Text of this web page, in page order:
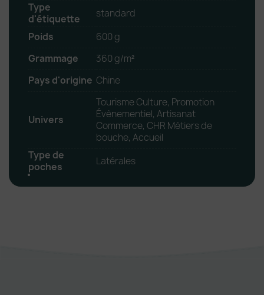
Type
d'étiquette
standard
Poids
600 g
Grammage
360 g/m²
Pays d'origine Chine
Univers
Tourisme Culture, Promotion
Évènementiel, Artisanat
Commerce, CHR Métiers de
bouche, Accueil
Type de
poches
Latérales